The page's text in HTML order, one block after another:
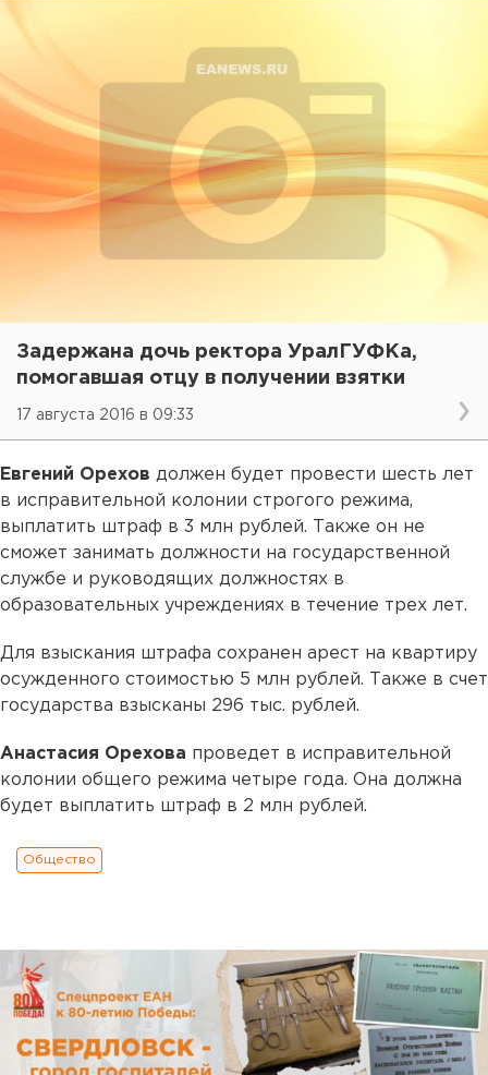
Задержана дочь ректора УралГУФКа,
помогавшая отцу в получении взятки
17 августа 2016 в 09:33
Евгений Орехов должен будет провести шесть лет
в исправительной колонии строгого режима,
выплатить штраф в 3 млн рублей. Также он не
сможет занимать должности на государственной
службе и руководящих должностях в
образовательных учреждениях в течение трех лет.
Для взыскания штрафа сохранен арест на квартиру
осужденного стоимостью 5 млн рублей. Также в счет
государства взысканы 296 тыс. рублей.
Анастасия Орехова проведет в исправительной
колонии общего режима четыре года. Она должна
будет выплатить штраф в 2 млн рублей.
Общество